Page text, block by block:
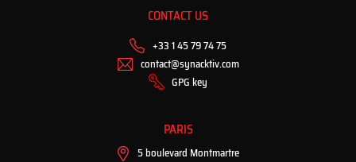
CONTACT US
+33 1 45 79 74 75
contact@synacktiv.com
GPG key
PARIS
5 boulevard Montmartre